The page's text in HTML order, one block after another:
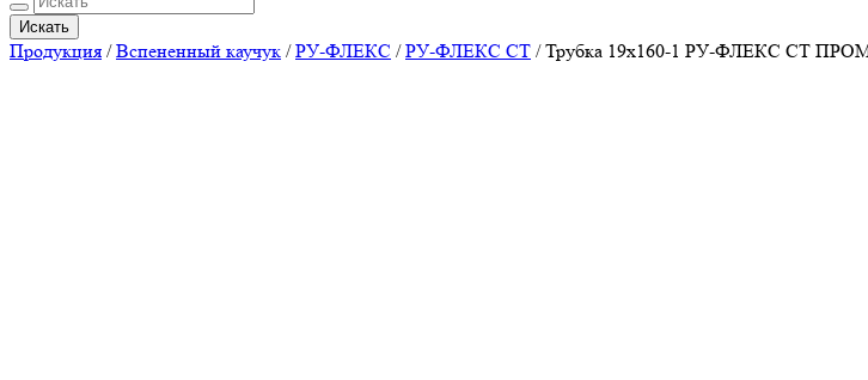
Искать
Продукция /Вспененный каучук /РУ-ФЛЕКС /РУ-ФЛЕКС СТ /Трубка 19х160-1 РУ-ФЛЕКС СТ